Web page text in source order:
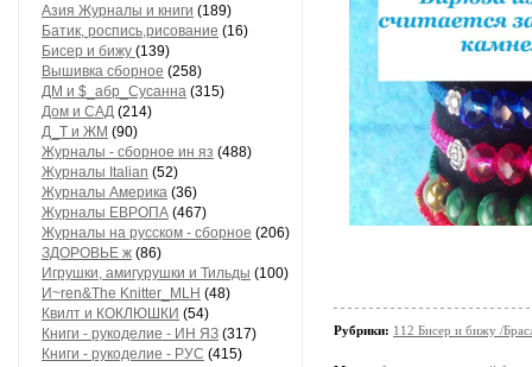
Азия Журналы и книги (189)
Батик, роспись,рисование (16)
Бисер и бижу (139)
Вышивка сборное (258)
ДМ и $_абр_Сусанна (315)
Дом и САД (214)
Д_Т и ЖМ (90)
Журналы - сборное ин яз (488)
Журналы Italian (52)
Журналы Америка (36)
Журналы ЕВРОПА (467)
Журналы на русском - сборное (206)
ЗДОРОВЬЕ ж (86)
Игрушки, амигурушки и Тильды (100)
И~ren&The Knitter_MLH (48)
Квилт и КОКЛЮШКИ (54)
Книги - рукоделие - ИН ЯЗ (317)
Книги - рукоделие - РУС (415)
Рубрики: 112 Бисер и бижу /